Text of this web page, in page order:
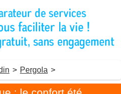
> Pergola >